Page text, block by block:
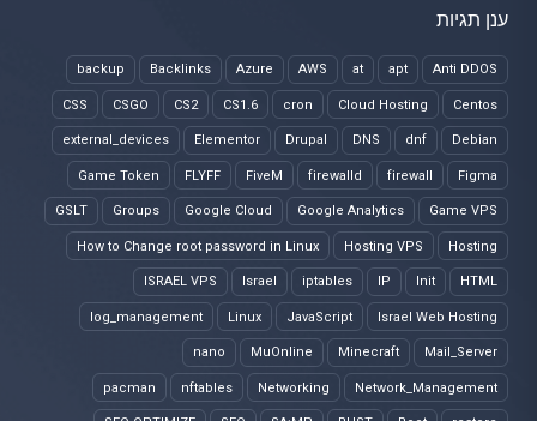
ענן תגיות
Anti DDOS
apt
at
AWS
Azure
Backlinks
backup
Centos
Cloud Hosting
cron
CS1.6
CS2
CSGO
CSS
Debian
dnf
DNS
Drupal
Elementor
external_devices
Figma
firewall
firewalld
FiveM
FLYFF
Game Token
Game VPS
Google Analytics
Google Cloud
Groups
GSLT
Hosting
Hosting VPS
How to Change root password in Linux
HTML
Init
IP
iptables
Israel
ISRAEL VPS
Israel Web Hosting
JavaScript
Linux
log_management
Mail_Server
Minecraft
MuOnline
nano
Network_Management
Networking
nftables
pacman